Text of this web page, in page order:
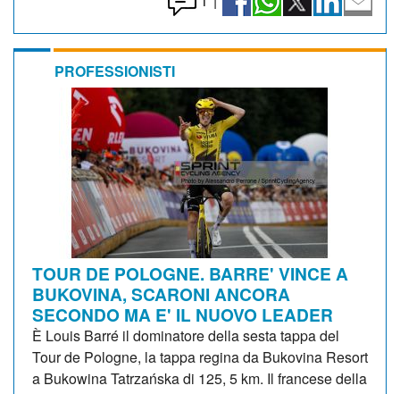
PROFESSIONISTI
TOUR DE POLOGNE. BARRE' VINCE A
BUKOVINA, SCARONI ANCORA
SECONDO MA E' IL NUOVO LEADER
È Louis Barré il dominatore della sesta tappa del
Tour de Pologne, la tappa regina da Bukovina Resort
a Bukowina Tatrzańska di 125, 5 km. Il francese della